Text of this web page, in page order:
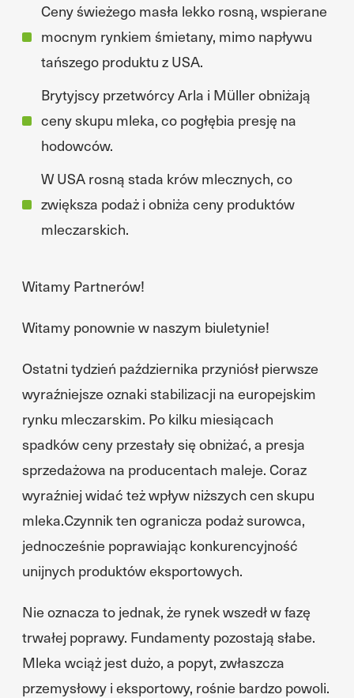
Ceny świeżego masła lekko rosną, wspierane
mocnym rynkiem śmietany, mimo napływu
tańszego produktu z USA.
Brytyjscy przetwórcy Arla i Müller obniżają
ceny skupu mleka, co pogłębia presję na
hodowców.
W USA rosną stada krów mlecznych, co
zwiększa podaż i obniża ceny produktów
mleczarskich.
Witamy Partnerów!
Witamy ponownie w naszym biuletynie!
Ostatni tydzień października przyniósł pierwsze
wyraźniejsze oznaki stabilizacji na europejskim
rynku mleczarskim. Po kilku miesiącach
spadków ceny przestały się obniżać, a presja
sprzedażowa na producentach maleje. Coraz
wyraźniej widać też wpływ niższych cen skupu
mleka.Czynnik ten ogranicza podaż surowca,
jednocześnie poprawiając konkurencyjność
unijnych produktów eksportowych.
Nie oznacza to jednak, że rynek wszedł w fazę
trwałej poprawy. Fundamenty pozostają słabe.
Mleka wciąż jest dużo, a popyt, zwłaszcza
przemysłowy i eksportowy, rośnie bardzo powoli.